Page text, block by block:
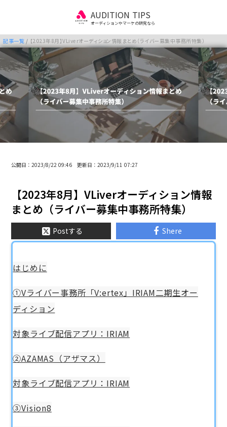
AUDITION TIPS
オーディションやマーケの研究なら
記事一覧 / 【2023年8月】VLiverオーディション情報まとめ（ライバー募集中事務所特集）
公開日：2023/8/22 09:46 更新日：2023/9/11 07:27
【2023年8月】VLiverオーディション情報
まとめ（ライバー募集中事務所特集）
Postする Shere
はじめに
①Vライバー事務所「V:ertex」IRIAM二期生オー
ディション
対象ライブ配信アプリ：IRIAM
②AZAMAS（アザマス）
対象ライブ配信アプリ：IRIAM
③Vision8